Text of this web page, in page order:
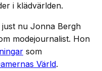
i klädvärlden.
nu Jonna Bergh
modejournalist. Hon
som
Värld.